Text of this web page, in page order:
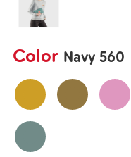
Color Navy 560